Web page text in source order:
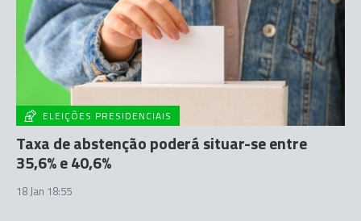
ELEIÇÕES PRESIDENCIAIS
Taxa de abstenção poderá situar-se entre
35,6% e 40,6%
18 Jan 18:55